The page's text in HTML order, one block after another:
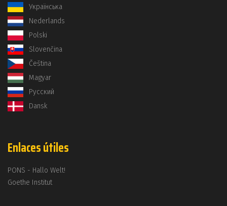
Українська
Nederlands
Polski
Slovenčina
Čeština
Magyar
Русский
Dansk
Enlaces útiles
PONS - Hallo Welt!
Goethe Institut